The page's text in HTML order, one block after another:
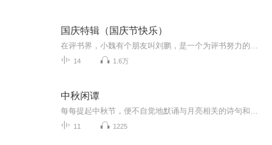
国庆特辑（国庆节快乐）
14 1.6万
中秋闲谭
11 1225